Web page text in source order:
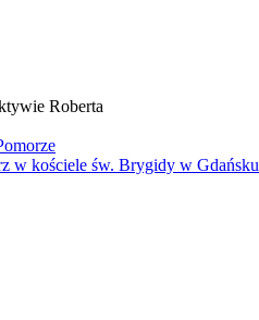
Roberta
w kościele św. Brygidy w Gdańsku